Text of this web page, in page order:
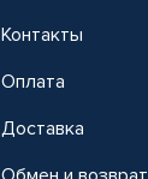
Контакты
Оплата
Доставка